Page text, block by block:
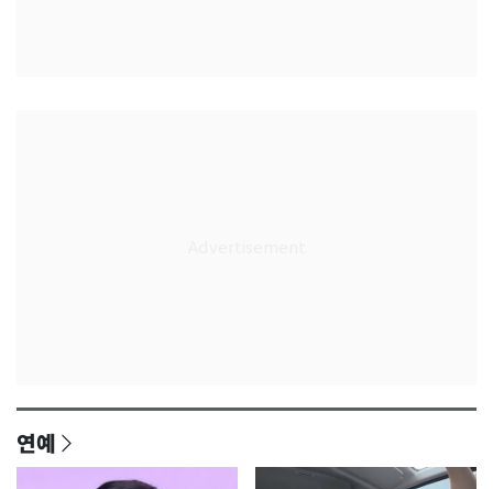
연예